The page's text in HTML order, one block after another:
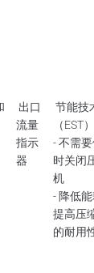
出口
流量
指示
器
节能技
（EST
- 不需
时关闭
机
- 降低能
提高压
的耐用